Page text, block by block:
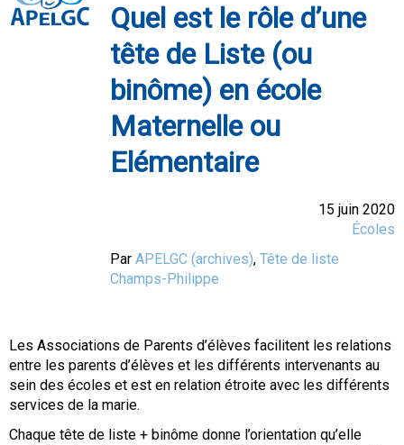
Quel est le rôle d’une
tête de Liste (ou
binôme) en école
Maternelle ou
Elémentaire
15 juin 2020
Écoles
Par APELGC (archives), Tête de liste
Champs-Philippe
Les Associations de Parents d’élèves facilitent les relations
entre les parents d’élèves et les différents intervenants au
sein des écoles et est en relation étroite avec les différents
services de la marie.
Chaque tête de liste + binôme donne l’orientation qu’elle